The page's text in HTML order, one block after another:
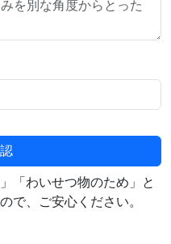
「わいせつ物のため」と
で、ご安心ください。